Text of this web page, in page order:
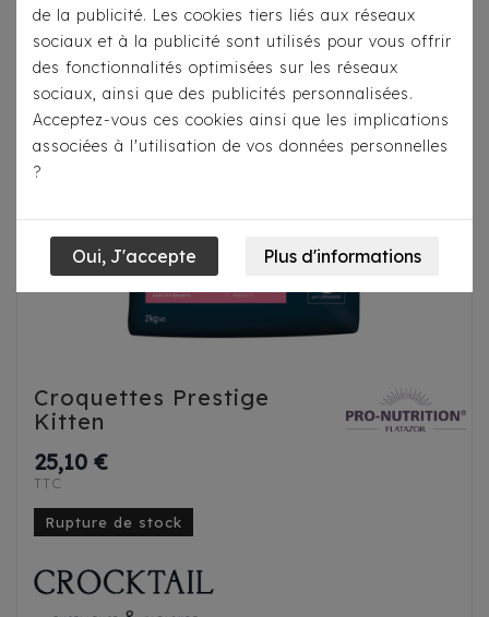
Croquettes Prestige
Kitten
25,10 €
TTC
Rupture de stock
de la publicité. Les cookies tiers liés aux réseaux
sociaux et à la publicité sont utilisés pour vous offrir
des fonctionnalités optimisées sur les réseaux
sociaux, ainsi que des publicités personnalisées.
Acceptez-vous ces cookies ainsi que les implications
associées à l'utilisation de vos données personnelles
?